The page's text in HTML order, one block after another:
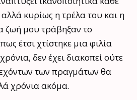
κυρίως η τρέλα του και η
ζωή μου τράβηξαν το
έτσι χτίστηκε μια φιλία
δεν έχει διακοπεί ούτε
εχόντων των πραγμάτων θα
χρόνια ακόμα.